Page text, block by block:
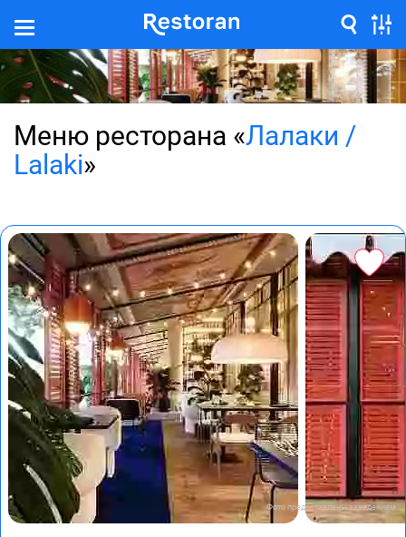
Меню ресторана «Лалаки /
Lalaki»
Фото предоставлены заведением